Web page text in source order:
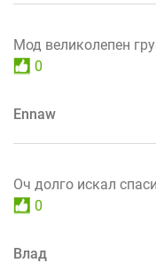
Мод великолепен
0
Ennaw
Оч долго искал
0
Влад